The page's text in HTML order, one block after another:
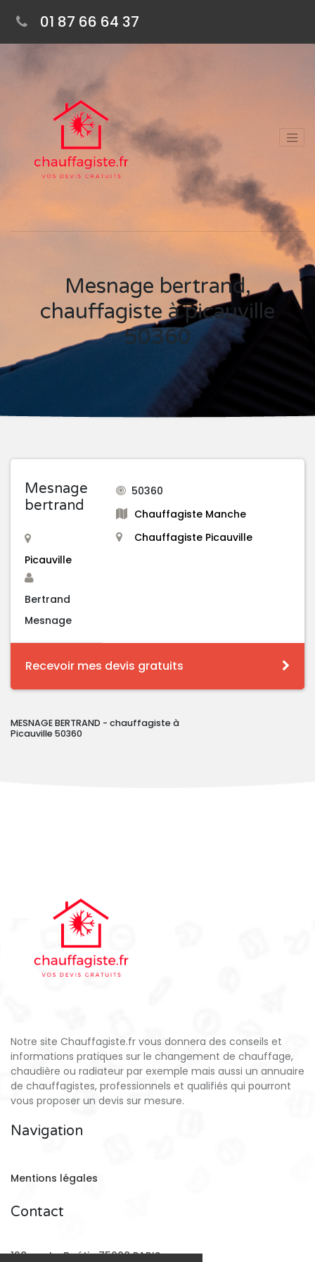
01 87 66 64 37
Mesnage bertrand,
chauffagiste à picauville
50360
Mesnage
bertrand
Picauville
Bertrand
Mesnage
50360
Chauffagiste Manche
Chauffagiste Picauville
Recevoir mes devis gratuits
MESNAGE BERTRAND - chauffagiste à
Picauville 50360
Notre site Chauffagiste.fr vous donnera des conseils et
informations pratiques sur le changement de chauffage,
chaudière ou radiateur par exemple mais aussi un annuaire
de chauffagistes, professionnels et qualifiés qui pourront
vous proposer un devis sur mesure.
Navigation
Mentions légales
Contact
128 rue La Boétie 75008 PARIS